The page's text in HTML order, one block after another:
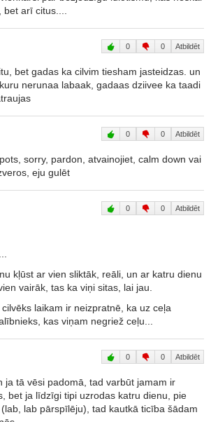
bet arī citus....
0 0 Atbildēt
bet gadas ka cilvim tiesham jasteidzas. un
nerunaa labaak, gadaas dziivee ka taadi
0 0 Atbildēt
sorry, pardon, atvainojiet, calm down vai
eju gulēt
0 0 Atbildēt
kļūst ar vien sliktāk, reāli, un ar katru dienu
vairāk, tas ka viņi sitas, lai jau.
laikam ir neizpratnē, ka uz ceļa
kas viņam negriež ceļu...
0 0 Atbildēt
ja tā vēsi padomā, tad varbūt jamam ir
bet ja līdzīgi tipi uzrodas katru dienu, pie
lab pārspīlēju), tad kautkā ticība šādam